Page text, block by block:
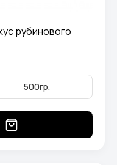
рубинового
500гр.